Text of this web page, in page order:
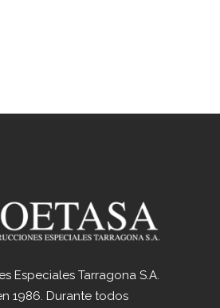
Especiales Tarragona S.A.
1986. Durante todos